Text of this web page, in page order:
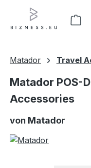
Zum Hauptinhalt
Matador Travel
Matador POS-
Accessories
von Matador